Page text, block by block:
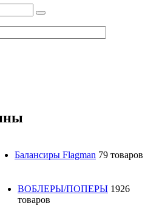
Балансиры Flagman 79 товаров
ВОБЛЕРЫ/ПОПЕРЫ 1926
товаров